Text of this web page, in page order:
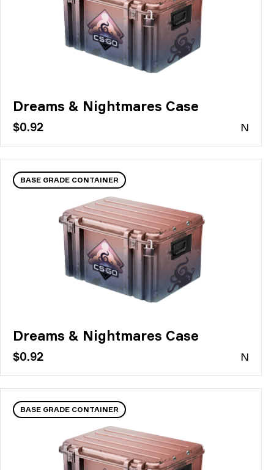
Dreams & Nightmares Case
$0.92 N
BASE GRADE CONTAINER
Dreams & Nightmares Case
$0.92 N
BASE GRADE CONTAINER